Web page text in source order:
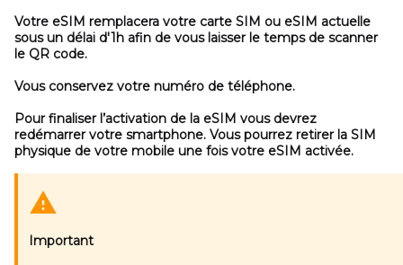
Votre eSIM remplacera votre carte SIM ou eSIM actuelle
sous un délai d'1h afin de vous laisser le temps de scanner
le QR code.
Vous conservez votre numéro de téléphone.
Pour finaliser l’activation de la eSIM vous devrez
redémarrer votre smartphone. Vous pourrez retirer la SIM
physique de votre mobile une fois votre eSIM activée.
Important